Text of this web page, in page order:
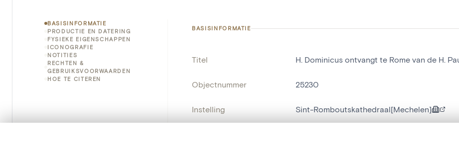
BASISINFORMATIE
PRODUCTIE EN DATERING
FYSIEKE EIGENSCHAPPEN
ICONOGRAFIE
NOTITIES
RECHTEN &
GEBRUIKSVOORWAARDEN
HOE TE CITEREN
BASISINFORMATIE
Titel H. Dominicus ontvangt te Rome van de H.
Objectnummer 25230
Instelling Sint-Romboutskathedraal[Mechelen]